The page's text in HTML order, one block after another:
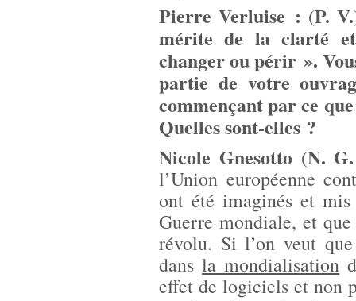
Pierre Verluise : (P.
mérite de la clarté
changer ou périr ».
partie de votre
commençant par ce
Quelles sont-elles ?
Nicole Gnesotto (N.
l’Union européenne
ont été imaginés et
Guerre mondiale, et
révolu. Si l’on veut
dansla mondialisation
effet de logiciels et non